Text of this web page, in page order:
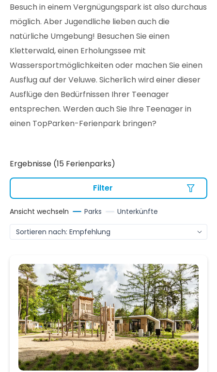
Besuch in einem Vergnügungspark ist also durchaus
möglich. Aber Jugendliche lieben auch die
natürliche Umgebung! Besuchen Sie einen
Kletterwald, einen Erholungssee mit
Wassersportmöglichkeiten oder machen Sie einen
Ausflug auf der Veluwe. Sicherlich wird einer dieser
Ausflüge den Bedürfnissen Ihrer Teenager
entsprechen. Werden auch Sie Ihre Teenager in
einen TopParken-Ferienpark bringen?
Ergebnisse (15 Ferienparks)
Filter
Ansicht wechseln Parks Unterkünfte